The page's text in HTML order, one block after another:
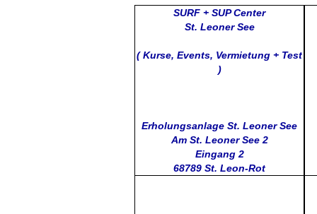
SURF + SUP Center
St. Leoner See
( Kurse, Events, Vermietung + Test
)
Erholungsanlage St. Leoner See
Am St. Leoner See 2
Eingang 2
68789 St. Leon-Rot